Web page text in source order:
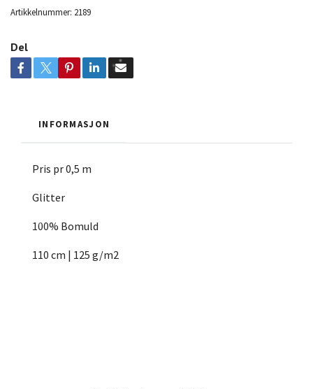
Artikkelnummer: 2189
Del
INFORMASJON
Pris pr 0,5 m
Glitter
100% Bomuld
110 cm | 125 g/m2